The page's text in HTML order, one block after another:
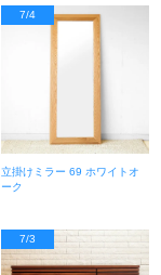
7/4
立掛けミラー 69 ホワイトオ
ーク
7/3